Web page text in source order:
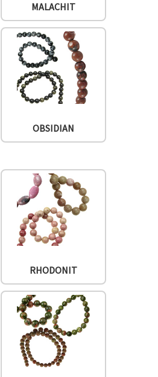
MALACHIT
OBSIDIAN
RHODONIT